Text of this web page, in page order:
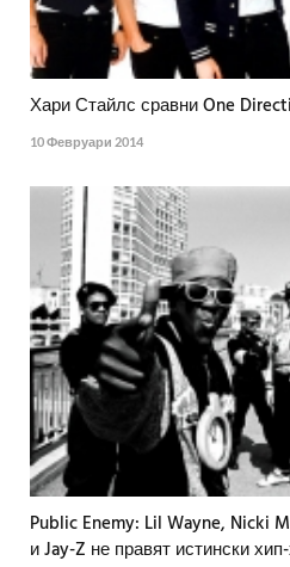
Хари Стайлс сравни One
10 Февруари 2014
Public Enemy: Lil Wayne, Nicki
и Jay-Z не правят истински